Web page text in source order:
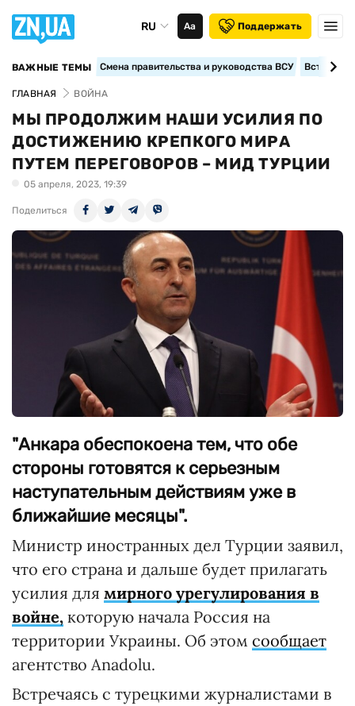
RU Аа Поддержать
ВАЖНЫЕ ТЕМЫ Смена правительства и руководства ВСУ
ГЛАВНАЯ ВОЙНА
МЫ ПРОДОЛЖИМ НАШИ УСИЛИЯ ПО
ДОСТИЖЕНИЮ КРЕПКОГО МИРА
ПУТЕМ ПЕРЕГОВОРОВ – МИД ТУРЦИИ
05 апреля, 2023, 19:39
Поделиться
"Анкара обеспокоена тем, что обе
стороны готовятся к серьезным
наступательным действиям уже в
ближайшие месяцы".
Министр иностранных дел Турции заявил,
что его страна и дальше будет прилагать
усилия для мирного урегулирования в
войне, которую начала Россия на
территории Украины. Об этом сообщает
агентство Anadolu.
Встречаясь с турецкими журналистами в